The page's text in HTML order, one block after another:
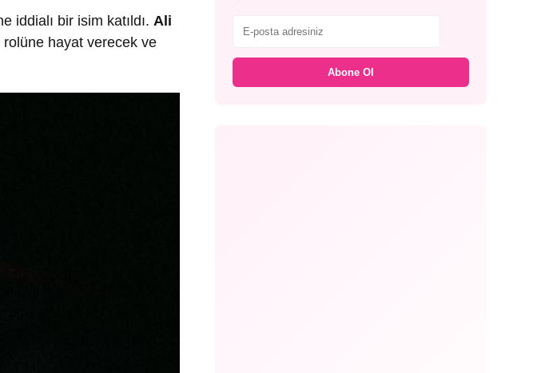
iddialı bir isim katıldı. Ali
rolüne hayat verecek ve
Abone Ol